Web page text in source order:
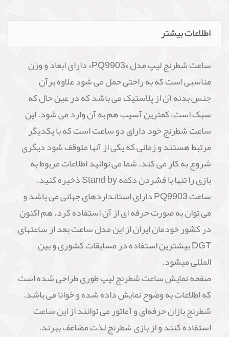
اطلاعات بیشتر
ساعت شطرنج لیپ مدل «PQ9903» دارای ابعاد و وزن
مناسبی است که به راحتی حمل می شود علاوه برآن
جنس بدنه آن از پلاستیک می باشد که در عین حال که
سبک است، کمترین آسیب هم به آن وارد می شود. این
ساعت شطرنج خود دارای دو ساعت است که با یکدیگر
مرتبط هستند و زمانی که یکی از آنها متوقف شود دیگری
شروع به کار می کند. شما می توانید اطلاعات مربوط به
بازی را تنها با فشردن دکمه Stand by ذخیره کنید.
ساعت PQ9903 دارای استانداردهای جهانی می باشد و
می توان به صورت حرفه ای از آن استفاده کرد. هم اکنون
در کشور خودمان ایران از این مدل ساعت بعد از ساعتهای
DGT بیشترین استفاده در مسابقات کشوری و بین
المللی میشود.
صفحه نمایش ساعت شطرنج لیپ طوری طراحی شده است
که اطلاعات به وضوح نمایش داده شده و خوانا می باشد.
شطرنج ‌بازان حرفه‌ای و آماتور می توانند از این ساعت
استفاده کنند و از بازی شطرنج لذت مضاعف ببرند.